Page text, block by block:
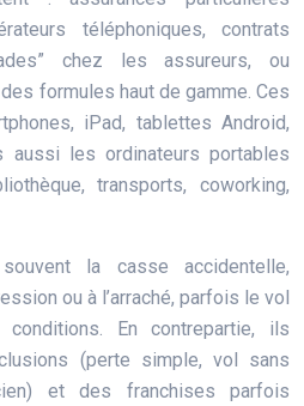
téléphoniques, contrats
chez les assureurs, ou
formules haut de gamme. Ces
iPad, tablettes Android,
aussi les ordinateurs portables
transports, coworking,
la casse accidentelle,
ou à l’arraché, parfois le vol
En contrepartie, ils
(perte simple, vol sans
et des franchises parfois